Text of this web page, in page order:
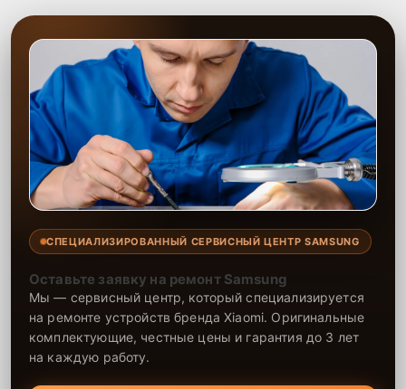
СПЕЦИАЛИЗИРОВАННЫЙ СЕРВИСНЫЙ ЦЕНТР SAMSUNG
Оставьте заявку на ремонт Samsung
Мы — сервисный центр, который специализируется
на ремонте устройств бренда Xiaomi. Оригинальные
комплектующие, честные цены и гарантия до 3 лет
на каждую работу.